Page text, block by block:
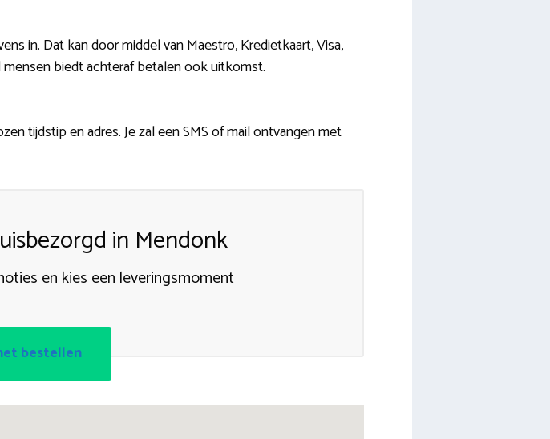
in. Dat kan door middel van Maestro, Kredietkaart, Visa,
biedt achteraf betalen ook uitkomst.
tijdstip en adres. Je zal een SMS of mail ontvangen met
in Mendonk
en kies een leveringsmoment
bestellen